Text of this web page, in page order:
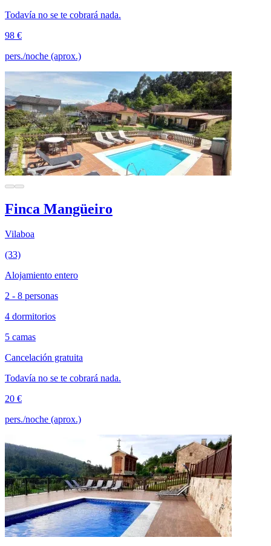
Todavía no se te cobrará nada.
98 €
pers./noche (aprox.)
Finca Mangüeiro
Vilaboa
(33)
Alojamiento entero
2 - 8 personas
4 dormitorios
5 camas
Cancelación gratuita
Todavía no se te cobrará nada.
20 €
pers./noche (aprox.)